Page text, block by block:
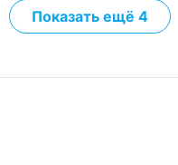
Показать ещё 4